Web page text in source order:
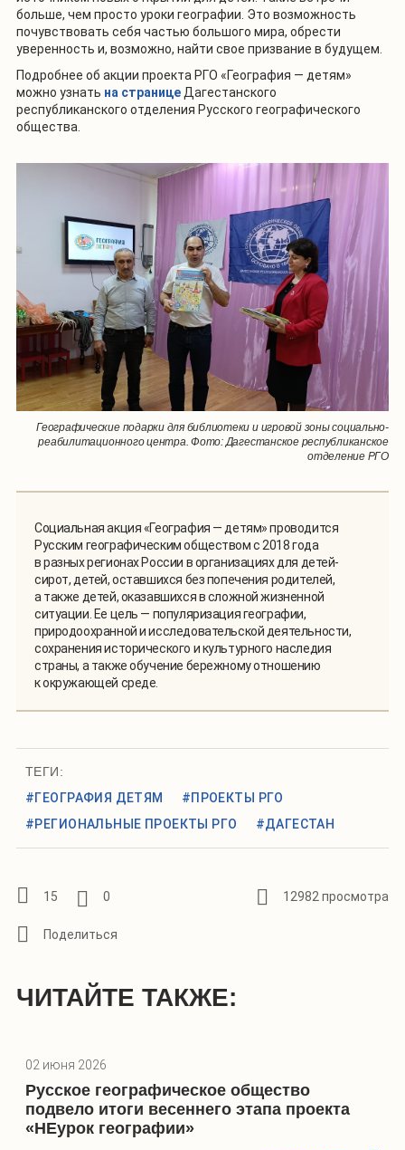
больше, чем просто уроки географии. Это возможность
почувствовать себя частью большого мира, обрести
уверенность и, возможно, найти свое призвание в будущем.
Подробнее об акции проекта РГО «География — детям»
можно узнать на странице Дагестанского
республиканского отделения Русского географического
общества.
Географические подарки для библиотеки и игровой зоны социально-
реабилитационного центра. Фото: Дагестанское республиканское
отделение РГО
Социальная акция «География — детям» проводится
Русским географическим обществом с 2018 года
в разных регионах России в организациях для детей-
сирот, детей, оставшихся без попечения родителей,
а также детей, оказавшихся в сложной жизненной
ситуации. Ее цель — популяризация географии,
природоохранной и исследовательской деятельности,
сохранения исторического и культурного наследия
страны, а также обучение бережному отношению
к окружающей среде.
ТЕГИ:
#ГЕОГРАФИЯ ДЕТЯМ
#ПРОЕКТЫ РГО
#РЕГИОНАЛЬНЫЕ ПРОЕКТЫ РГО
#ДАГЕСТАН
15 0 12982 просмотра
ЧИТАЙТЕ ТАКЖЕ:
02 июня 2026
Русское географическое общество
подвело итоги весеннего этапа проекта
«НЕурок географии»